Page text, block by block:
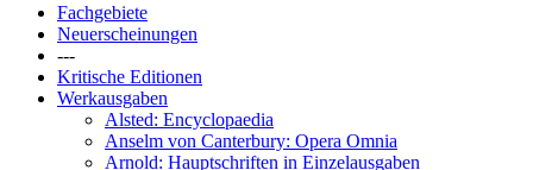
Fachgebiete
Neuerscheinungen
---
Kritische Editionen
Werkausgaben
Alsted: Encyclopaedia
Anselm von Canterbury: Opera Omnia
Arnold: Hauptschriften in Einzelausgaben